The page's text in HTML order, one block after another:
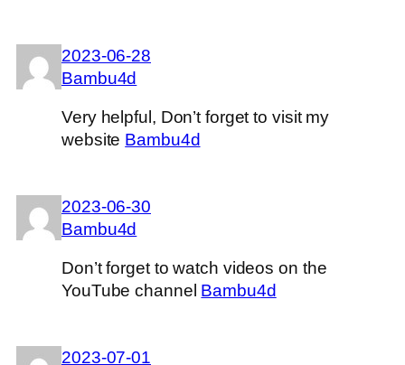
2023-06-28
Bambu4d
Very helpful, Don’t forget to visit my
website Bambu4d
2023-06-30
Bambu4d
Don’t forget to watch videos on the
YouTube channel Bambu4d
2023-07-01